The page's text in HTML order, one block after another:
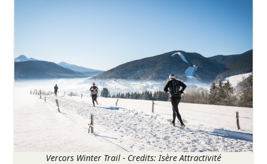
Vercors Winter Trail - Credits: Isère Attractivité